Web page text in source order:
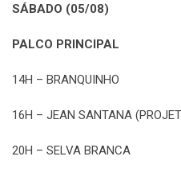
SÁBADO (05/08)
PALCO PRINCIPAL
14H – BRANQUINHO
16H – JEAN SANTANA
20H – SELVA BRANCA